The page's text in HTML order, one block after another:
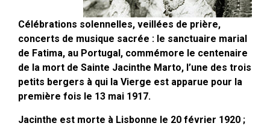
Célébrations solennelles, veillées de prière,
concerts de musique sacrée : le sanctuaire marial
de Fatima, au Portugal, commémore le centenaire
de la mort de Sainte Jacinthe Marto, l’une des trois
petits bergers à qui la Vierge est apparue pour la
première fois le 13 mai 1917.
Jacinthe est morte à Lisbonne le 20 février 1920 ;